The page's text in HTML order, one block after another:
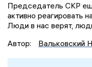
Председатель СКР
активно реагировать
Люди в нас верят,
Автор:
Вальковский